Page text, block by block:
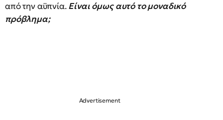
από την αϋπνία.Είναι όμως αυτό το μοναδικό
πρόβλημα;